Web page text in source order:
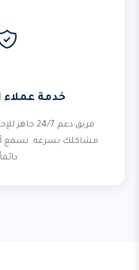
خدمة عملاء
فريق دعم
مشاكلك بسرعة. نسمع